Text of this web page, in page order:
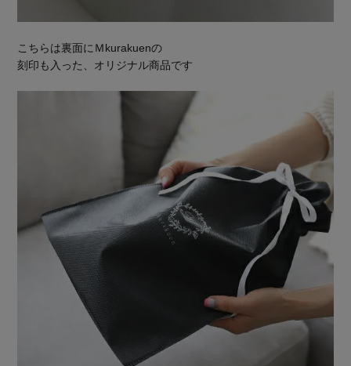
こちらは裏面にＭkurakuenの
刻印も入った、オリジナル商品です